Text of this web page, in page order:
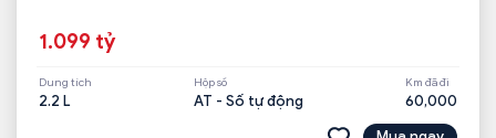
1.099 tỷ
Dung tích
2.2 L
Hộp số
AT - Số tự động
Km đã đi
60,000